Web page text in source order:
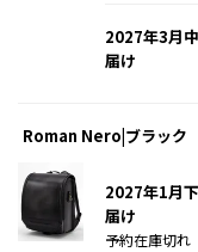
2027年3月
届け
Roman Nero|ブラック
2027年1月
届け
予約在庫切れ